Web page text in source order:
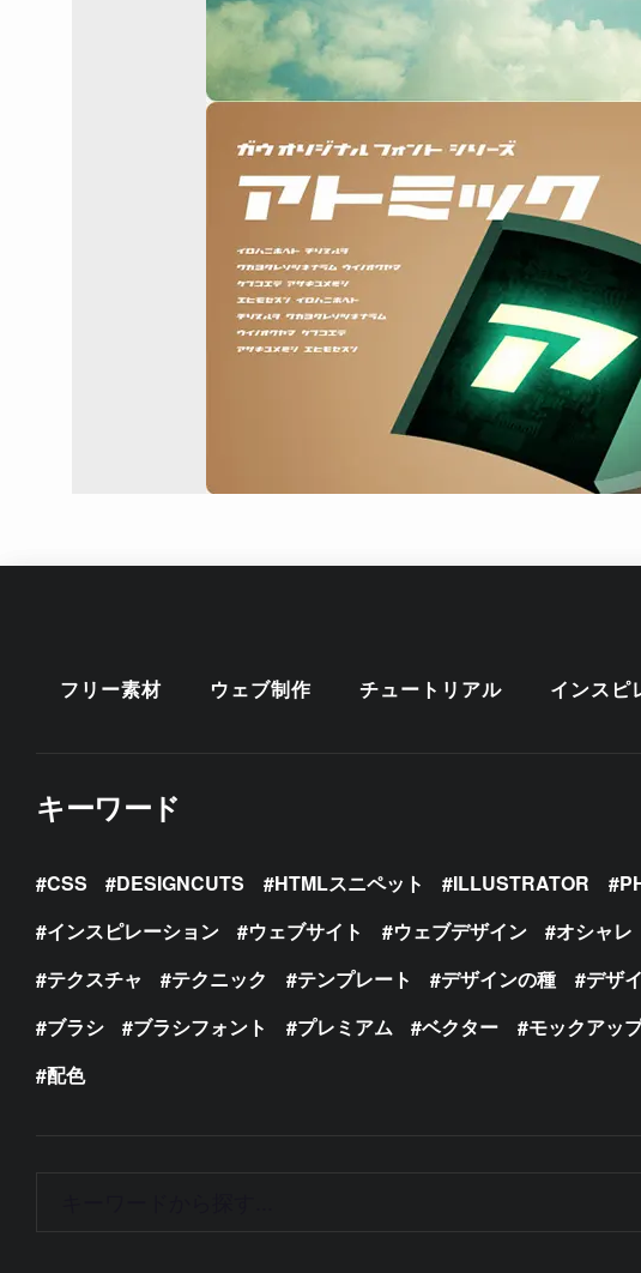
フリー素材 ウェブ制作 チュートリアル インスピ
キーワード
CSS DESIGNCUTS HTMLスニペット ILLUSTRATOR
インスピレーション
ウェブサイト ウェブデザイン オシャレ
テクスチャ
テクニック テンプレート デザインの種 デザ
ブラシ
ブラシフォント プレミアム ベクター モックアッ
配色